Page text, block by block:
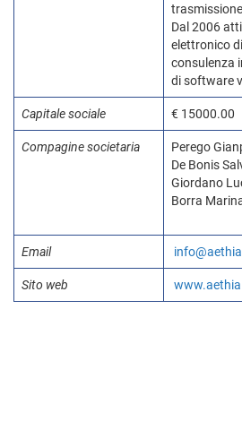
Dal 2006
elettronico
consulenza
di software
Capitale sociale € 15000.00
Compagine societaria
Perego
De Bonis
Giordano
Borra
Email
Sito web